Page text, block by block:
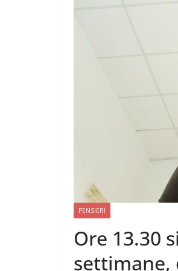
PENSIERI
Ore 13.30
settimane,